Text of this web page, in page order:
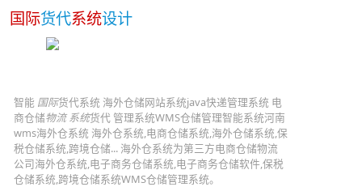
国际货代系统设计
智能 国际货代系统 海外仓储网站系统java快递管理系统 电
商仓储物流 系统货代 管理系统WMS仓储管理智能系统河南
wms海外仓系统 海外仓系统,电商仓储系统,海外仓储系统,保
税仓储系统,跨境仓储... 海外仓系统为第三方电商仓储物流
公司海外仓系统,电子商务仓储系统,电子商务仓储软件,保税
仓储系统,跨境仓储系统WMS仓储管理系统。